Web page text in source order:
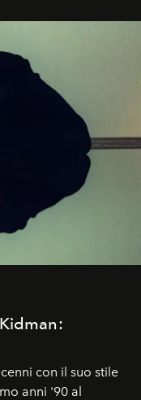
con il suo stile
anni '90 al